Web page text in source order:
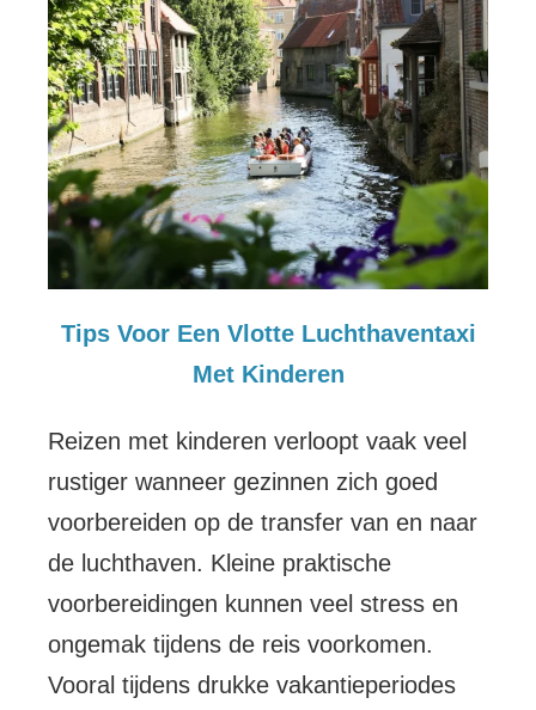
Tips Voor Een Vlotte Luchthaventaxi
Met Kinderen
Reizen met kinderen verloopt vaak veel
rustiger wanneer gezinnen zich goed
voorbereiden op de transfer van en naar
de luchthaven. Kleine praktische
voorbereidingen kunnen veel stress en
ongemak tijdens de reis voorkomen.
Vooral tijdens drukke vakantieperiodes